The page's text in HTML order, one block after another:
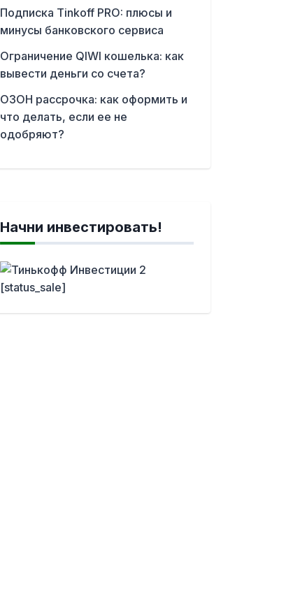
Подписка Tinkoff PRO: плюсы и
минусы банковского сервиса
Ограничение QIWI кошелька: как
вывести деньги со счета?
ОЗОН рассрочка: как оформить и
что делать, если ее не
одобряют?
Начни инвестировать!